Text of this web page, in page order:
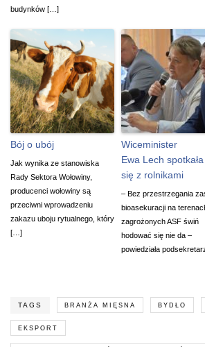
budynków […]
Bój o ubój
Jak wynika ze stanowiska
Rady Sektora Wołowiny,
producenci wołowiny są
przeciwni wprowadzeniu
zakazu uboju rytualnego, który
[…]
Wiceminister
Ewa Lech spotkała
się z rolnikami
– Bez przestrzegania
bioasekuracji na
zagrożonych ASF świń
hodować się nie da –
powiedziała
TAGS BRANŻA MIĘSNA BYDŁO
EKSPORT